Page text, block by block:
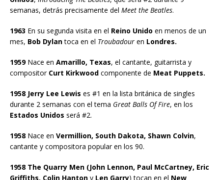
semanas, detrás precisamente del Meet the Beatles.
1963 En su segunda visita en el Reino Unido en menos de un
mes, Bob Dylantoca en el Troubadour en Londres.
1959Nace en Amarillo, Texas, el cantante, guitarrista y
compositor Curt Kirkwood componente de Meat Puppets.
1958 Jerry Lee Lewis es #1 en la lista británica de singles
durante 2 semanas con el tema Great Balls Of Fire, en los
Estados Unidos será #2.
1958 Nace en Vermillion, South Dakota, Shawn Colvin,
cantante y compositora popular en los 90.
1958 The Quarry Men (John Lennon, Paul McCartney, Eric
Griffiths, Colin Hanton y Len Garry) tocan en el New